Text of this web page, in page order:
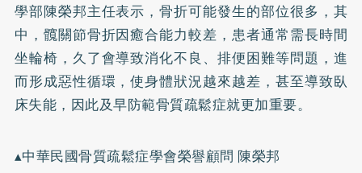
學部陳榮邦主任表示，骨折可能發生的部位很多，其
中，髖關節骨折因癒合能力較差，患者通常需長時間
坐輪椅，久了會導致消化不良、排便困難等問題，進
而形成惡性循環，使身體狀況越來越差，甚至導致臥
床失能，因此及早防範骨質疏鬆症就更加重要。
▴中華民國骨質疏鬆症學會榮譽顧問 陳榮邦